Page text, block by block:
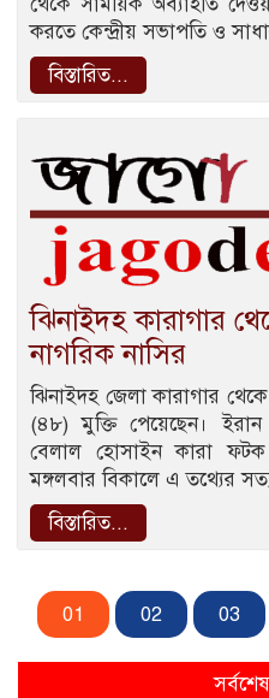
করতে কেন্দ্রীয় সভাপতি ও
বিস্তারিত...
ঝিনাইদহ কারাগার
নাগরিক নাসির
ঝিনাইদহ জেলা কারাগার
(৪৮) মুক্তি পেয়েছেন। ইরান
বেলাল হোসাইন কারা ফটক
মঙ্গলবার বিকালে এ তথ্যের
বিস্তারিত...
01 02 03